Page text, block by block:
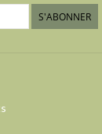
S'ABONNER